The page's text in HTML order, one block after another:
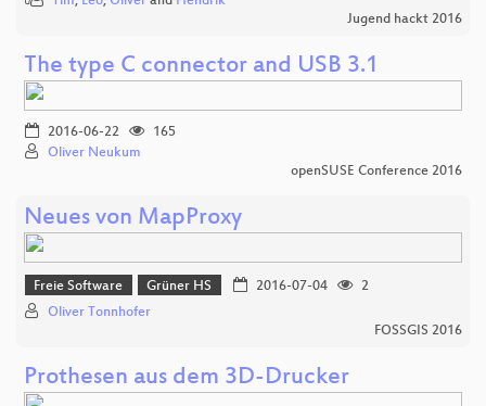
Jugend hackt 2016
The type C connector and USB 3.1
2016-06-22
165
Oliver Neukum
openSUSE Conference 2016
Neues von MapProxy
Freie Software Grüner HS 2016-07-04
2
Oliver Tonnhofer
FOSSGIS 2016
Prothesen aus dem 3D-Drucker